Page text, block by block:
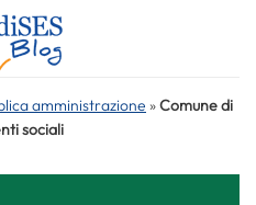
amministrazione »Comune di
sociali